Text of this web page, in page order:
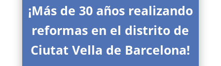
¡Más de 30 años realizando
reformas en el distrito de
Ciutat Vella de Barcelona!